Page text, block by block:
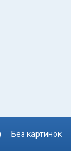
Без картинок